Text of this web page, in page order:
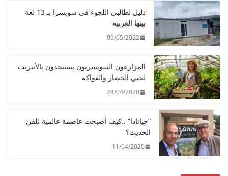
دليل لطالبي اللجوء في سويسرا بـ 13 لغة
بينها العربية
09/05/2022
المزارعون السويسريون يستنجدون بالأنترنت
لجني الخضار والفواكه
24/04/2020
“جيانادا” ..كيف أصبحت عاصمة عالمية للفن
الحديث؟
11/04/2020